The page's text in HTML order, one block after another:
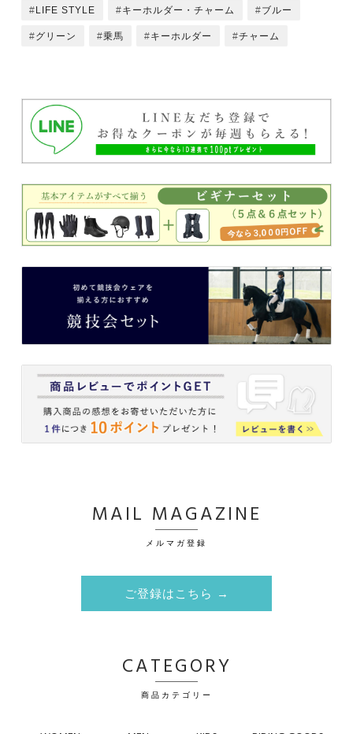
LIFE STYLE キーホルダー・チャーム ブルー
グリーン 乗馬 キーホルダー チャーム
MAIL MAGAZINE
メルマガ登録
ご登録はこちら →
CATEGORY
商品カテゴリー